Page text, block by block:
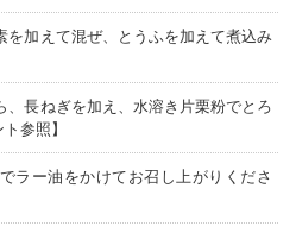
加えて混ぜ、とうふを加えて煮込み
、長ねぎを加え、水溶き片栗粉でとろ
参照】
ラー油をかけてお召し上がりくださ